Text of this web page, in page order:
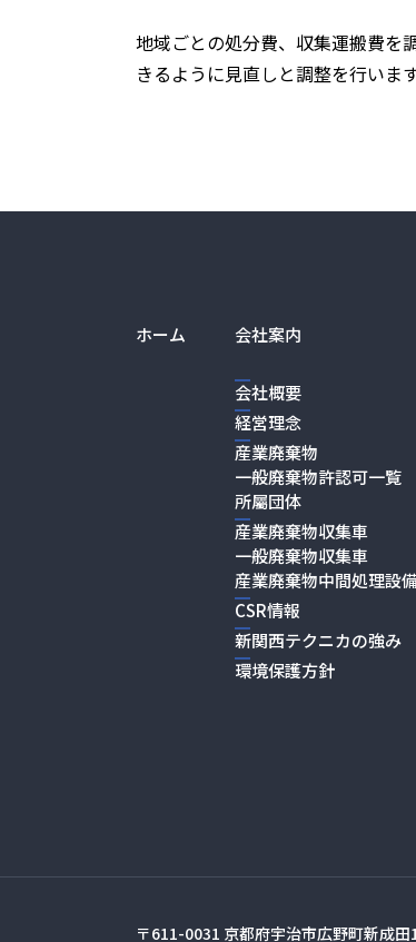
地域ごとの処分費、収集運搬費を
きるように見直しと調整を行います
ホーム 会社案内
会社概要
経営理念
産業廃棄物
一般廃棄物許認可一覧
所屬団体
産業廃棄物収集車
一般廃棄物収集車
産業廃棄物中間処理設
CSR情報
新関西テクニカの強み
環境保護方針
〒611-0031 京都府宇治市広野町新成